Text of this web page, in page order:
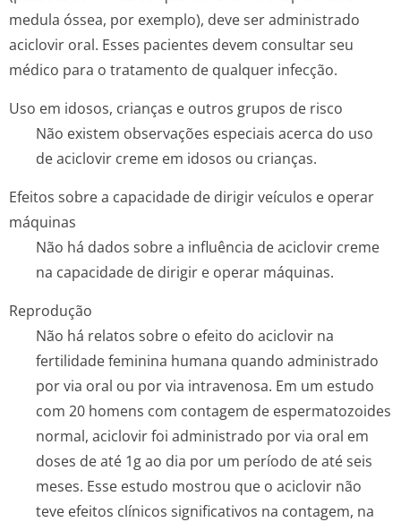
medula óssea, por exemplo), deve ser administrado
aciclovir oral. Esses pacientes devem consultar seu
médico para o tratamento de qualquer infecção.
Uso em idosos, crianças e outros grupos de risco
Não existem observações especiais acerca do uso
de aciclovir creme em idosos ou crianças.
Efeitos sobre a capacidade de dirigir veículos e operar
máquinas
Não há dados sobre a influência de aciclovir creme
na capacidade de dirigir e operar máquinas.
Reprodução
Não há relatos sobre o efeito do aciclovir na
fertilidade feminina humana quando administrado
por via oral ou por via intravenosa. Em um estudo
com 20 homens com contagem de espermatozoides
normal, aciclovir foi administrado por via oral em
doses de até 1g ao dia por um período de até seis
meses. Esse estudo mostrou que o aciclovir não
teve efeitos clínicos significativos na contagem, na